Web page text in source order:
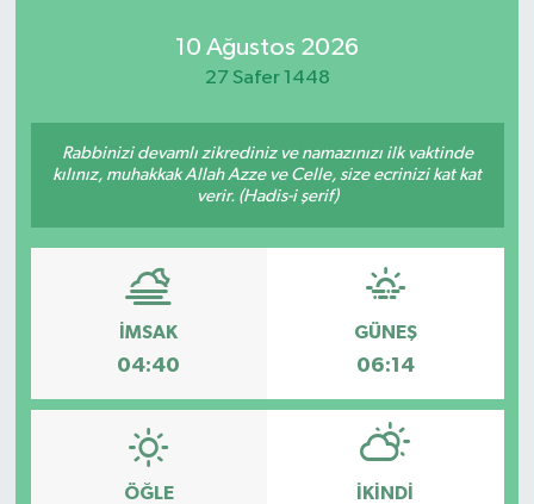
10 Ağustos 2026
27 Safer 1448
Rabbinizi devamlı zikrediniz ve namazınızı ilk vaktinde
kılınız, muhakkak Allah Azze ve Celle, size ecrinizi kat kat
verir. (Hadis-i şerif)
İMSAK
04:40
GÜNEŞ
06:14
ÖĞLE İKINDI